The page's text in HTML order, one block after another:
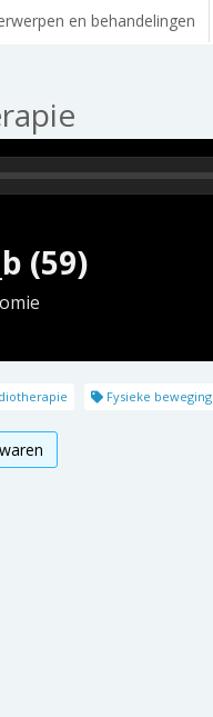
en behandelingen
(59)
Fysieke beweging